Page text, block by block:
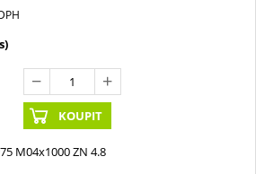
KOUPIT
M04x1000 ZN 4.8